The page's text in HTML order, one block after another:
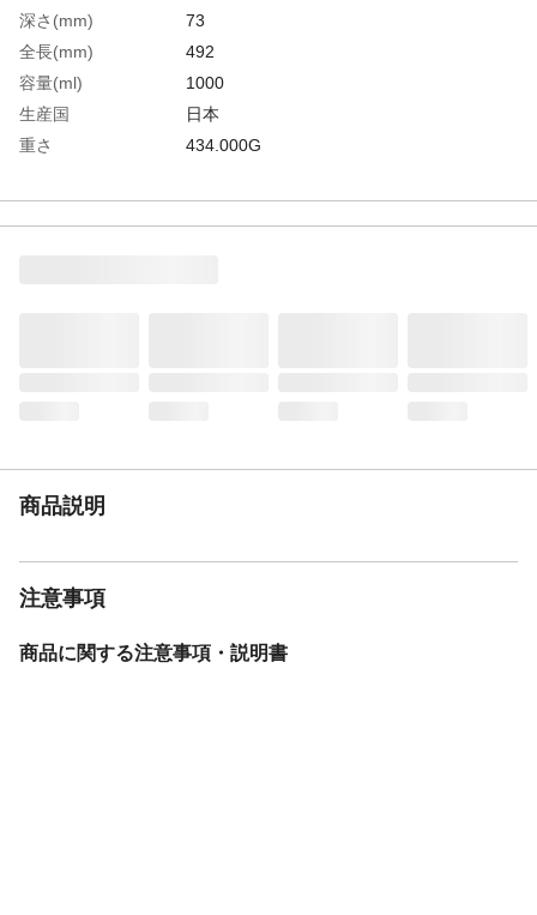
深さ(mm)
73
全長(mm)
492
容量(ml)
1000
生産国
日本
重さ
434.000G
き付け塗装)
商品説明
注意事項
商品に関する注意事項・説明書